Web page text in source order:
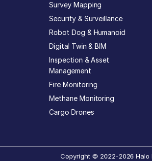
Survey Mapping
Security & Surveillance
Robot Dog & Humanoid
Digital Twin & BIM
Inspection & Asset
Management
Fire Monitoring
Methane Monitoring
Cargo Drones
Copyright © 2022-2026 Halo